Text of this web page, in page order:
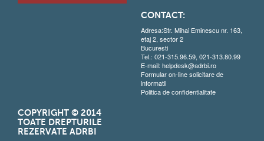
CONTACT:
Adresa:Str. Mihai Eminescu nr. 163,
etaj 2, sector 2
Bucuresti
Tel.: 021-315.96.59, 021-313.80.99
E-mail: helpdesk@adrbi.ro
Formular on-line solicitare de
informatii
Politica de confidentialitate
COPYRIGHT © 2014
TOATE DREPTURILE
REZERVATE ADRBI